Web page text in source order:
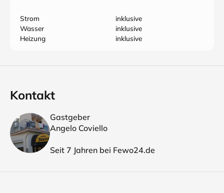
Strom
inklusive
Wasser
inklusive
Heizung
inklusive
Kontakt
Gastgeber
Angelo Coviello
Seit 7 Jahren bei Fewo24.de